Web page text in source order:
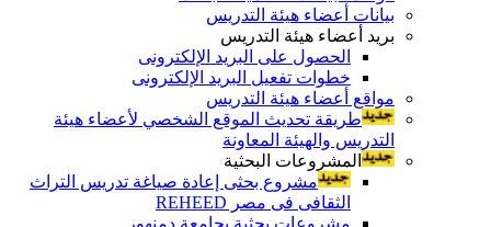
بيانات أعضاء هيئة التدريس
بريد أعضاء هيئة التدريس
الحصول على البريد الإلكترونى
خطوات تفعيل البريد الإلكترونى
مواقع أعضاء هيئة التدريس
طريقة تحديث الموقع الشخصي لأعضاء هيئة
التدريس والهيئة المعاونة
المشروعات البحثية
مشروع بحثى إعادة صياغة تدريس التراث
الثقافى فى مصر REHEED
مشروعات بحثية بجامعة دمنهور